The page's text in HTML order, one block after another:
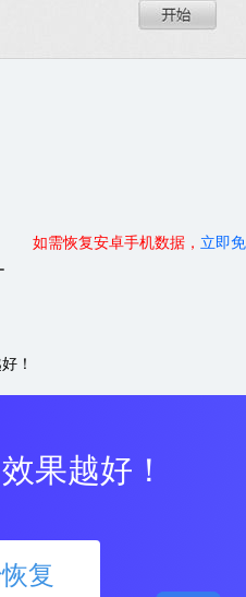
如需恢复安卓手机数据， 立即
！
果越好！
复